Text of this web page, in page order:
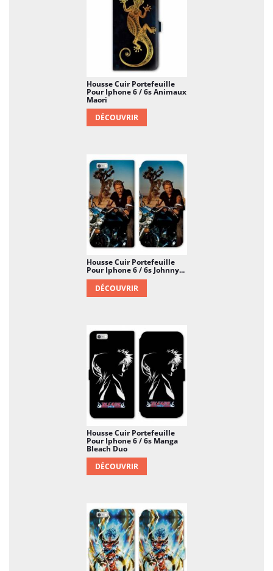
Housse Cuir Portefeuille
Pour Iphone 6 / 6s Animaux
Maori
DÉCOUVRIR
Housse Cuir Portefeuille
Pour Iphone 6 / 6s Johnny...
DÉCOUVRIR
Housse Cuir Portefeuille
Pour Iphone 6 / 6s Manga
Bleach Duo
DÉCOUVRIR